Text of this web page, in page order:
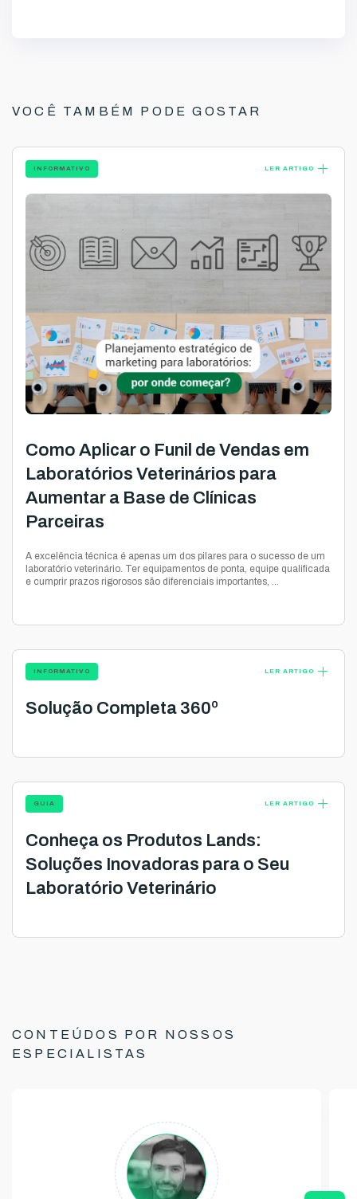
VOCÊ TAMBÉM PODE GOSTAR
INFORMATIVO LER ARTIGO add
Como Aplicar o Funil de Vendas em
Laboratórios Veterinários para
Aumentar a Base de Clínicas
Parceiras
A excelência técnica é apenas um dos pilares para o sucesso de um
laboratório veterinário. Ter equipamentos de ponta, equipe qualificada
e cumprir prazos rigorosos são diferenciais importantes, ...
INFORMATIVO LER ARTIGO add
Solução Completa 360º
GUIA LER ARTIGO add
Conheça os Produtos Lands:
Soluções Inovadoras para o Seu
Laboratório Veterinário
CONTEÚDOS POR NOSSOS
ESPECIALISTAS